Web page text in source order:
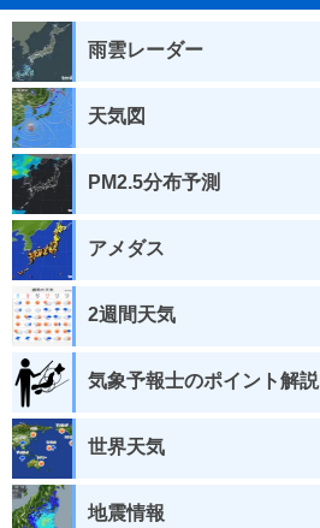
雨雲レーダー
天気図
PM2.5分布予測
アメダス
2週間天気
気象予報士のポイント解説
世界天気
地震情報